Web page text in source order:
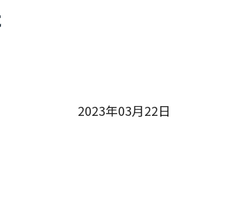
2023年03月22日
シー
・レポート